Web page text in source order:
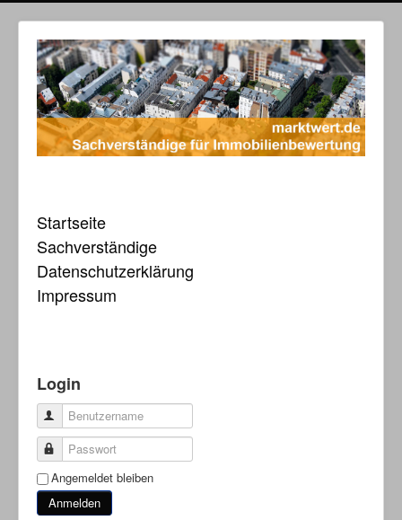
Startseite
Sachverständige
Datenschutzerklärung
Impressum
Login
Benutzername
Passwort
Angemeldet bleiben
Anmelden